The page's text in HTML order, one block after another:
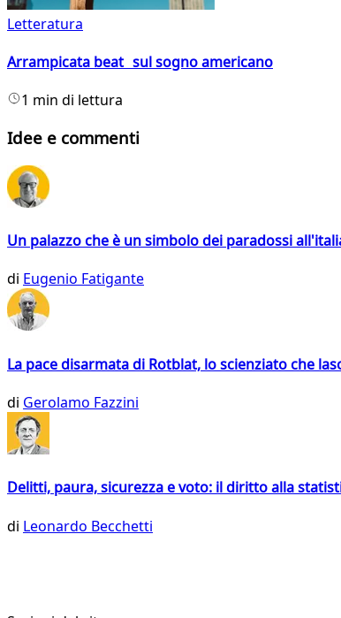
Letteratura
Arrampicata beat sul sogno americano
1 min di lettura
Idee e commenti
Un palazzo che è un simbolo dei paradossi
di Eugenio Fatigante
La pace disarmata di Rotblat, lo scienziato che
di Gerolamo Fazzini
Delitti, paura, sicurezza e voto: il diritto alla
di Leonardo Becchetti